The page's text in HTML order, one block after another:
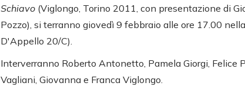
Schiavo (Viglongo, Torino 2011, con presentazione di
Pozzo), si terranno giovedì 9 febbraio alle ore 17.00
D'Appello 20/C).
Interverranno Roberto Antonetto, Pamela Giorgi, Felice
Vagliani, Giovanna e Franca Viglongo.